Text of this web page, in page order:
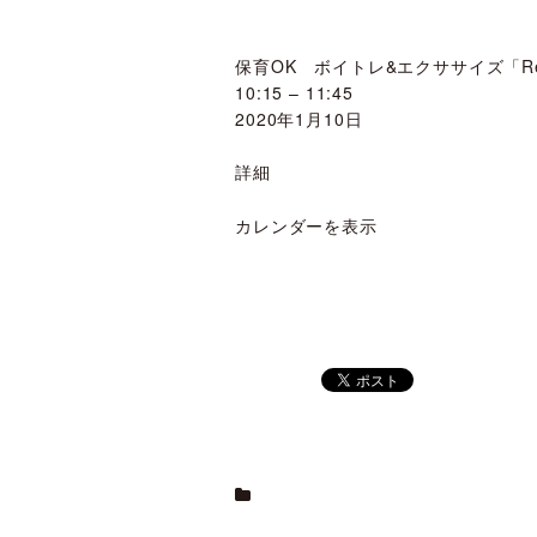
保育OK ボイトレ&エクササイズ「
10:15 – 11:45
2020年1月10日
詳細
カレンダーを表示